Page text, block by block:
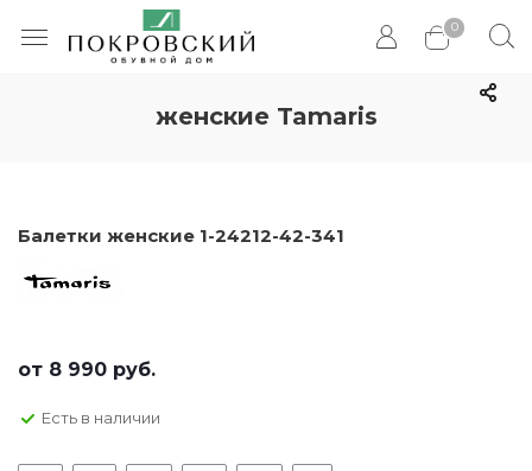
0
женские Tamaris
Балетки женские 1-24212-42-341
от 8 990 руб.
Есть в наличии